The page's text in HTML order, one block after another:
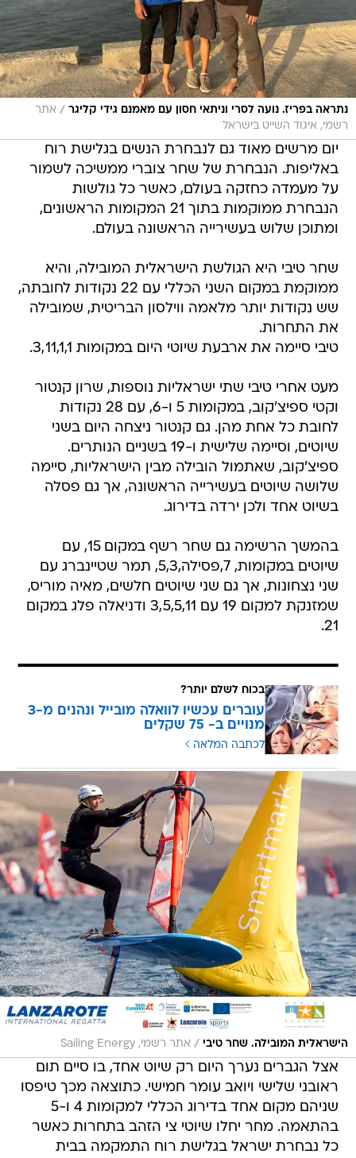
נתראה בפריז. נועה לסרי וניתאי חסון עם מאמנם גידי קליגר / אתר
רשמי, איגוד השייט בישראל
יום מרשים מאוד גם לנבחרת הנשים בגלישת רוח
באליפות. הנבחרת של שחר צוברי ממשיכה לשמור
על מעמדה כחזקה בעולם, כאשר כל גולשות
הנבחרת ממוקמות בתוך 21 המקומות הראשונים,
ומתוכן שלוש בעשירייה הראשונה בעולם.
שחר טיבי היא הגולשת הישראלית המובילה, והיא
ממוקמת במקום השני הכללי עם 22 נקודות לחובתה,
שש נקודות יותר מלאמה ווילסון הבריטית, שמובילה
את התחרות.
טיבי סיימה את ארבעת שיוטי היום במקומות 3,11,1,1.
מעט אחרי טיבי שתי ישראליות נוספות, שרון קנטור
וקטי ספיצ'קוב, במקומות 5 ו-6, עם 28 נקודות
לחובת כל אחת מהן. גם קנטור ניצחה היום בשני
שיוטים, וסיימה שלישית ו-19 בשניים הנותרים.
ספיצ'קוב, שאתמול הובילה מבין הישראליות, סיימה
שלושה שיוטים בעשירייה הראשונה, אך גם פסלה
בשיוט אחד ולכן ירדה בדירוג.
בהמשך הרשימה גם שחר רשף במקום 15, עם
שיוטים במקומות, 7,פסילה,5,3, תמר שטיינברג עם
שני נצחונות, אך גם שני שיוטים חלשים, מאיה מוריס,
שמזנקת למקום 19 עם 3,5,5,11 ודניאלה פלג במקום
21.
בכוח לשלם יותר?
עוברים עכשיו לוואלה מובייל ונהנים מ-3
מנויים ב- 75 שקלים
לכתבה המלאה
הישראלית המובילה. שחר טיבי / אתר רשמי, Sailing Energy
אצל הגברים נערך היום רק שיוט אחד, בו סיים תום
ראובני שלישי ויואב עומר חמישי. כתוצאה מכך טיפסו
שניהם מקום אחד בדירוג הכללי למקומות 4 ו-5
בהתאמה. מחר יחלו שיוטי צי הזהב בתחרות כאשר
כל נבחרת ישראל בגלישת רוח התמקמה בבית